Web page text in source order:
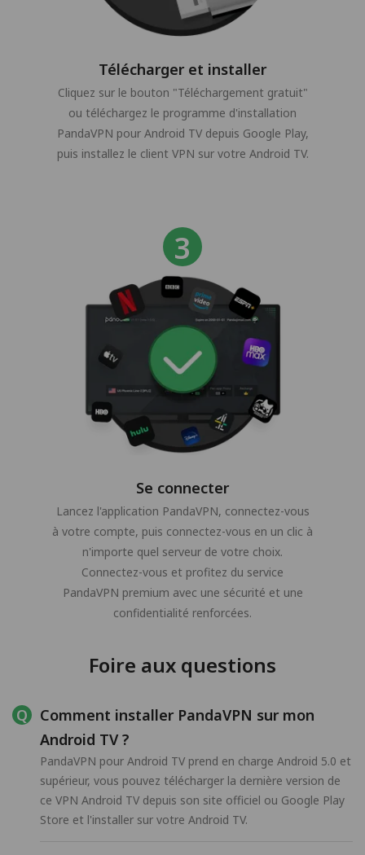
Télécharger et installer
Cliquez sur le bouton "Téléchargement gratuit"
ou téléchargez le programme d'installation
PandaVPN pour Android TV depuis Google Play,
puis installez le client VPN sur votre Android TV.
Se connecter
Lancez l'application PandaVPN, connectez-vous
à votre compte, puis connectez-vous en un clic à
n'importe quel serveur de votre choix.
Connectez-vous et profitez du service
PandaVPN premium avec une sécurité et une
confidentialité renforcées.
Foire aux questions
Comment installer PandaVPN sur mon
Android TV ?
PandaVPN pour Android TV prend en charge Android 5.0 et
supérieur, vous pouvez télécharger la dernière version de
ce VPN Android TV depuis son site officiel ou Google Play
Store et l'installer sur votre Android TV.